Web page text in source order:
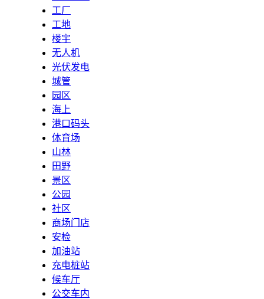
工厂
工地
楼宇
无人机
光伏发电
城管
园区
海上
港口码头
体育场
山林
田野
景区
公园
社区
商场门店
安检
加油站
充电桩站
候车厅
公交车内